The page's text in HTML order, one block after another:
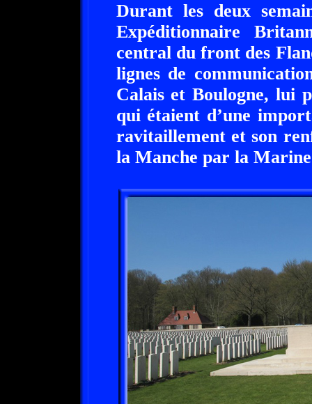
Durant les deux
Expéditionnaire
central du front des
lignes de
Calais et Boulogne, lui
qui étaient d’une
ravitaillement et son
la Manche par la